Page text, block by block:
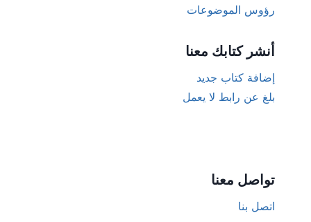
رؤوس الموضوعات
أنشر كتابك معنا
إضافة كتاب جديد
بلغ عن رابط لا يعمل
تواصل معنا
اتصل بنا